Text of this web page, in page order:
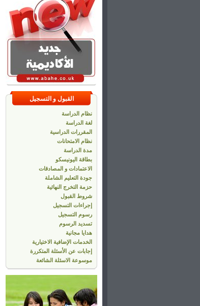
القبول و التسجيل
نظام الدراسة
لغة الدراسة
المقررات الدراسية
نظام الامتحانات
مدة الدراسة
بطاقة اليونيسكو
الاعتمادات و المصادقات
جودة التعليم الشاملة
حزمة التخرج النهائية
شروط القبول
إجراءات التسجيل
رسوم التسجيل
تسديد الرسوم
هدايا مجانية
الخدمات الإضافية الاختيارية
إجابات عن الأسئلة المتكررة
موسوعة الاسئلة الشائعة